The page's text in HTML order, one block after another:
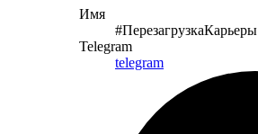
Имя
#ПерезагрузкаКарьеры
Telegram
telegram